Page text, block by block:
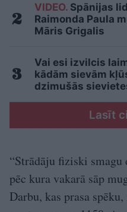
VIDEO. Spānijas
Raimonda Paula
Māris Grigalis
Vai esi izvilcis
kādām sievām
dzimušās
Lasīt
“Strādāju fiziski
pēc kura vakarā sāp
Darbu, kas prasa